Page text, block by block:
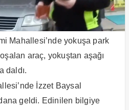
Mahallesi’nde yokuşa park
araç, yokuştan aşağı
daldı.
İzzet Baysal
geldi. Edinilen bilgiye